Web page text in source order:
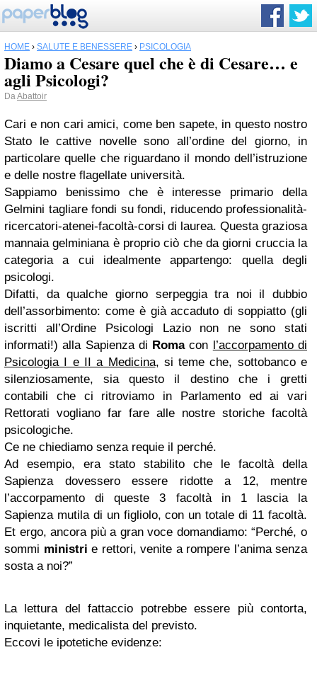
HOME › SALUTE E BENESSERE › PSICOLOGIA
Diamo a Cesare quel che è di Cesare… e
agli Psicologi?
DaAbattoir
Cari e non cari amici, come ben sapete, in questo nostro
Stato le cattive novelle sono all’ordine del giorno, in
particolare quelle che riguardano il mondo dell’istruzione
e delle nostre flagellate università.
Sappiamo benissimo che è interesse primario della
Gelmini tagliare fondi su fondi, riducendo professionalità-
ricercatori-atenei-facoltà-corsi di laurea. Questa graziosa
mannaia gelminiana è proprio ciò che da giorni cruccia la
categoria a cui idealmente appartengo: quella degli
psicologi.
Difatti, da qualche giorno serpeggia tra noi il dubbio
dell’assorbimento: come è già accaduto di soppiatto (gli
iscritti all’Ordine Psicologi Lazio non ne sono stati
informati!) alla Sapienza di Romacon l’accorpamento di
Psicologia I e II a Medicina, si teme che, sottobanco e
silenziosamente, sia questo il destino che i gretti
contabili che ci ritroviamo in Parlamento ed ai vari
Rettorati vogliano far fare alle nostre storiche facoltà
psicologiche.
Ce ne chiediamo senza requie il perché.
Ad esempio, era stato stabilito che le facoltà della
Sapienza dovessero essere ridotte a 12, mentre
l’accorpamento di queste 3 facoltà in 1 lascia la
Sapienza mutila di un figliolo, con un totale di 11 facoltà.
Et ergo, ancora più a gran voce domandiamo: “Perché, o
sommi ministri e rettori, venite a rompere l’anima senza
sosta a noi?”
La lettura del fattaccio potrebbe essere più contorta,
inquietante, medicalista del previsto.
Eccovi le ipotetiche evidenze: